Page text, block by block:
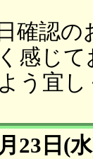
確認
感じ
う宜
23日(